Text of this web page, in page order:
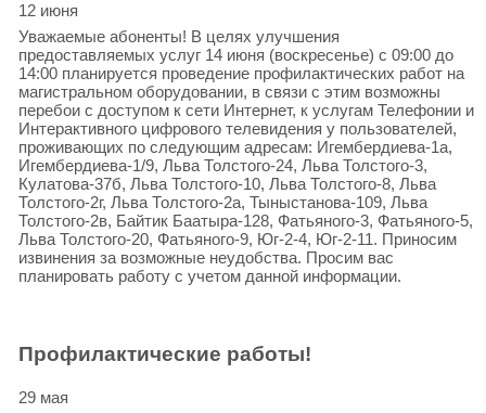
12 июня
Уважаемые абоненты! В целях улучшения
предоставляемых услуг 14 июня (воскресенье) с 09:00 до
14:00 планируется проведение профилактических работ на
магистральном оборудовании, в связи с этим возможны
перебои с доступом к сети Интернет, к услугам Телефонии и
Интерактивного цифрового телевидения у пользователей,
проживающих по следующим адресам: Игембердиева-1а,
Игембердиева-1/9, Льва Толстого-24, Льва Толстого-3,
Кулатова-37б, Льва Толстого-10, Льва Толстого-8, Льва
Толстого-2г, Льва Толстого-2а, Тыныстанова-109, Льва
Толстого-2в, Байтик Баатыра-128, Фатьяного-3, Фатьяного-5,
Льва Толстого-20, Фатьяного-9, Юг-2-4, Юг-2-11. Приносим
извинения за возможные неудобства. Просим вас
планировать работу с учетом данной информации.
Профилактические работы!
29 мая